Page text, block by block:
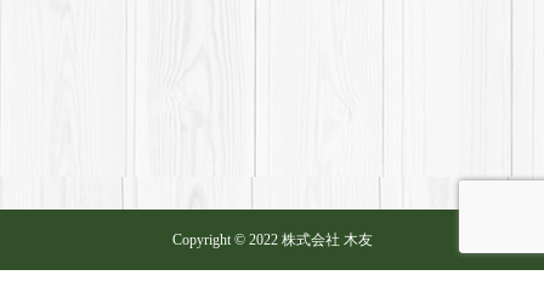
Copyright © 2022 株式会社 木友